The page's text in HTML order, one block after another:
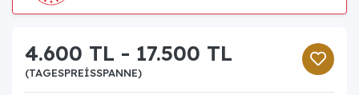
4.600 TL - 17.500 TL
(TAGESPREISSPANNE)